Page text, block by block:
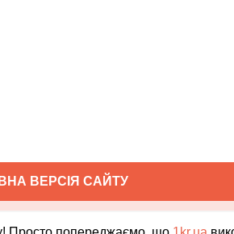
ВЕРСІЯ САЙТУ
Всі права захищені